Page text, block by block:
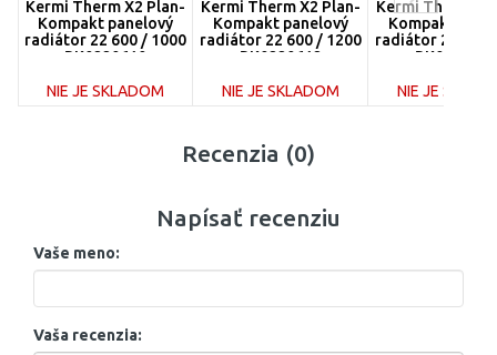
Kermi Therm X2 Plan-
Kompakt panelový
radiátor 22 600 / 1000
PK0220610
NIE JE SKLADOM
Kermi Therm X2 Plan-
Kompakt panelový
radiátor 22 600 / 1200
PK0220612
NIE JE SKLADOM
Porovnať
Kermi Therm
Kompakt
radiátor 22 600
PK0220616
NIE JE
Recenzia (0)
Napísať recenziu
Vaše meno:
Vaša recenzia: